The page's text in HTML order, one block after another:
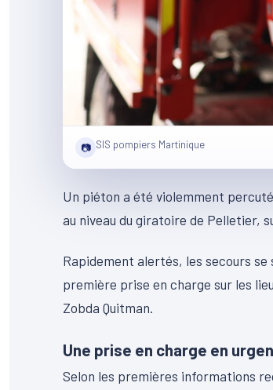
📷 SIS pompiers Martinique
Un piéton a été violemment
au niveau du giratoire de Pelletier,
Rapidement alertés, les secours
première prise en charge sur les
Zobda Quitman.
Une prise en charge en
Selon les premières informations